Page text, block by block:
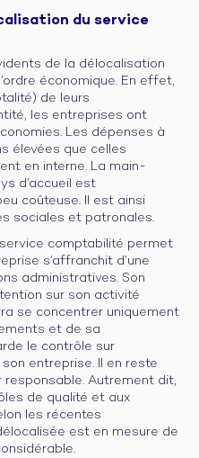
du service
de la délocalisation
économique. En effet,
de leurs
les entreprises ont
Les dépenses à
élevées que celles
en interne. La main-
d’accueil est
coûteuse. Il est ainsi
sociales et patronales.
comptabilité permet
s’affranchit d’une
administratives. Son
sur son activité
se concentrer uniquement
et de sa
le contrôle sur
entreprise. Il en reste
responsable. Autrement dit,
de qualité et aux
les récentes
est en mesure de